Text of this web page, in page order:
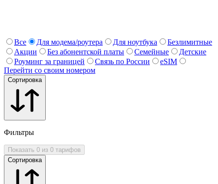
Все Для модема/роутера Для ноутбука
Безлимитные
Акции
Без абонентской платы Семейные
Детские
Роуминг за границей
Связь по России
eSIM
Перейти со своим номером
Сортировка
Фильтры
Показать 0 из 0 тарифов
Сортировка